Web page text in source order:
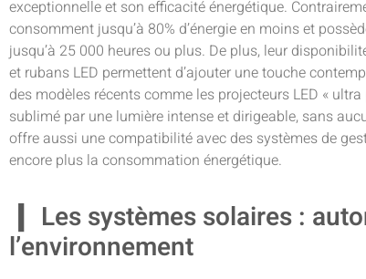
exceptionnelle et son efficacité énergétique.
consomment jusqu’à 80% d’énergie en moins et
jusqu’à 25 000 heures ou plus. De plus, leur
et rubans LED permettent d’ajouter une touche
des modèles récents comme les projecteurs LED «
sublimé par une lumière intense et dirigeable, sans
offre aussi une compatibilité avec des systèmes de
encore plus la consommation énergétique.
Les systèmes solaires :
l’environnement